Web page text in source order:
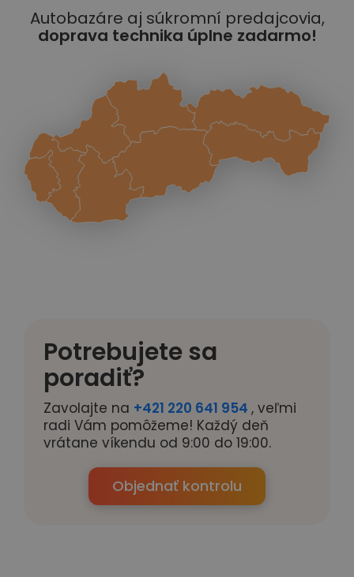
Autobazáre aj súkromní predajcovia,
doprava technika úplne zadarmo!
Potrebujete sa
poradiť?
Zavolajte na +421 220 641 954 , veľmi
radi Vám pomôžeme! Každý deň
vrátane víkendu od 9:00 do 19:00.
Objednať kontrolu